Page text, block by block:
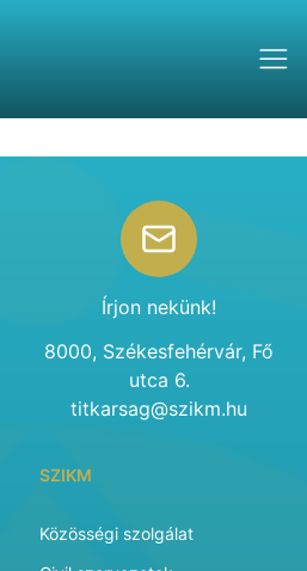
Írjon nekünk!
8000, Székesfehérvár, Fő
utca 6.
titkarsag@szikm.hu
SZIKM
Közösségi szolgálat